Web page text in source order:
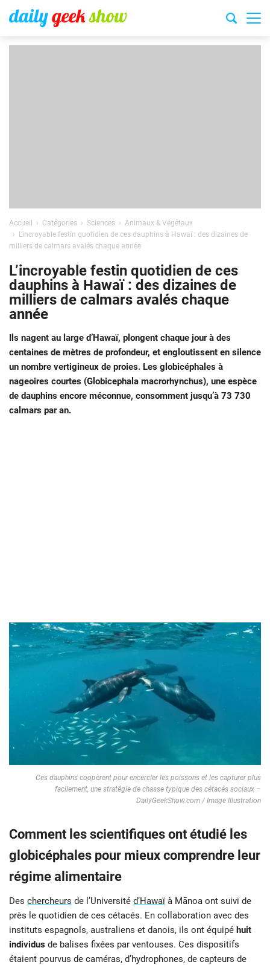
Accueil Catégories Sciences
Animaux & Végétaux
L’incroyable festin quotidien de ces dauphins à Hawaï : des dizaines de
milliers de calmars avalés chaque année
L’incroyable festin quotidien de ces
dauphins à Hawaï : des dizaines de
milliers de calmars avalés chaque
année
Ils nagent au large d’Hawaï, plongent chaque jour à des
centaines de mètres de profondeur, et engloutissent en silence
un nombre vertigineux de proies. Les globicéphales à
nageoires courtes (Globicephala macrorhynchus), une espèce
de dauphins encore méconnue, consomment jusqu’à 73 730
calmars par an.
Ces dauphins coopèrent pour encercler les poissons et les capturer plus
facilement, une stratégie de chasse typique des cétacés sociaux –
DailyGeekShow.com / Image Illustration
Comment les scientifiques ont étudié les
globicéphales pour mieux comprendre leur
régime alimentaire
Des chercheurs de l’Université d’Hawaïà Mānoa ont suivi de
près le quotidien de ces cétacés. En collaboration avec des
instituts espagnols, australiens et danois, ils ont équipé huit
individus de balises fixées par ventouses. Ces dispositifs
étaient pourvus de caméras, d’hydrophones, de capteurs de